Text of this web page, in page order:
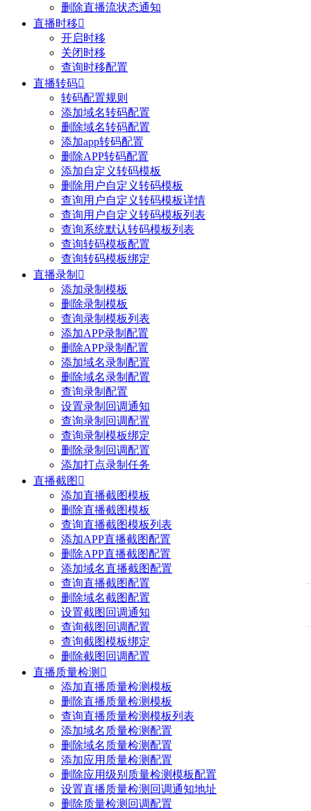
删除直播流状态通知
直播时移
开启时移
关闭时移
查询时移配置
直播转码
转码配置规则
添加域名转码配置
删除域名转码配置
添加app转码配置
删除APP转码配置
添加自定义转码模板
删除用户自定义转码模板
查询用户自定义转码模板详情
查询用户自定义转码模板列表
查询系统默认转码模板列表
查询转码模板配置
查询转码模板绑定
直播录制 
添加录制模板
删除录制模板
查询录制模板列表
添加APP录制配置
删除APP录制配置
添加域名录制配置
删除域名录制配置
查询录制配置
设置录制回调通知
查询录制回调配置
查询录制模板绑定
删除录制回调配置
添加打点录制任务
直播截图 
添加直播截图模板
删除直播截图模板
查询直播截图模板列表
添加APP直播截图配置
删除APP直播截图配置
添加域名直播截图配置
查询直播截图配置
删除域名截图配置
设置截图回调通知
查询截图回调配置
查询截图模板绑定
删除截图回调配置
直播质量检测 
添加直播质量检测模板
删除直播质量检测模板
查询直播质量检测模板列表
添加域名质量检测配置
删除域名质量检测配置
添加应用质量检测配置
删除应用级别质量检测模板配置
设置直播质量检测回调通知地址
删除质量检测回调配置